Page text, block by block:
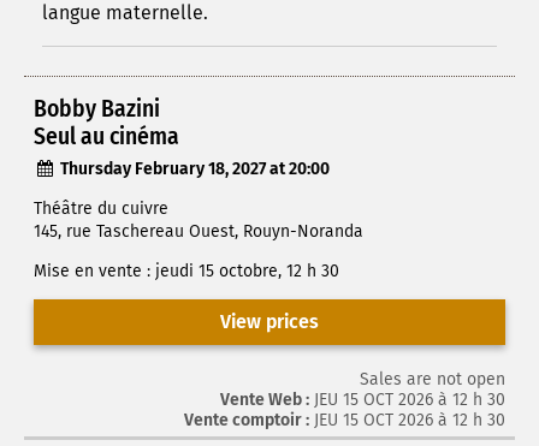
langue maternelle.
Bobby Bazini
Seul au cinéma
Thursday February 18, 2027 at 20:00
Théâtre du cuivre
145, rue Taschereau Ouest, Rouyn-Noranda
Mise en vente : jeudi 15 octobre, 12 h 30
View prices
Sales are not open
Vente Web : JEU 15 OCT 2026 à 12 h 30
Vente comptoir : JEU 15 OCT 2026 à 12 h 30